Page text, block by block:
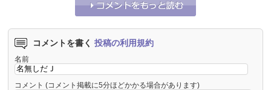
コメントを書く 投稿の利用規約
名前
コメント (コメント掲載に5分ほどかかる場合があります)